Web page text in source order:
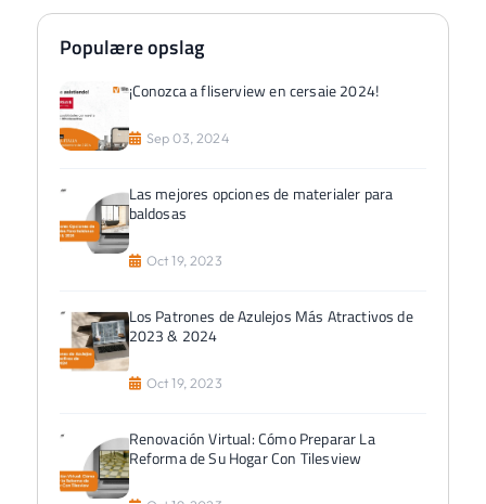
Populære opslag
¡Conozca a fliserview en cersaie 2024!
Sep 03, 2024
Las mejores opciones de materialer para
baldosas
Oct 19, 2023
Los Patrones de Azulejos Más Atractivos de
2023 & 2024
Oct 19, 2023
Renovación Virtual: Cómo Preparar La
Reforma de Su Hogar Con Tilesview